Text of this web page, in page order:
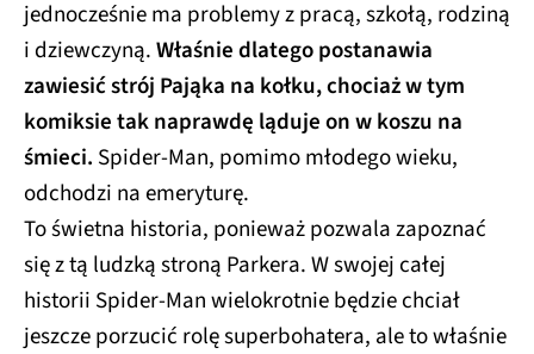
jednocześnie ma problemy z pracą, szkołą, rodziną
i dziewczyną.Właśnie dlatego postanawia
zawiesić strój Pająka na kołku, chociaż w tym
komiksie tak naprawdę ląduje on w koszu na
śmieci. Spider-Man, pomimo młodego wieku,
odchodzi na emeryturę.
To świetna historia, ponieważ pozwala zapoznać
się z tą ludzką stroną Parkera. W swojej całej
historii Spider-Man wielokrotnie będzie chciał
jeszcze porzucić rolę superbohatera, ale to właśnie